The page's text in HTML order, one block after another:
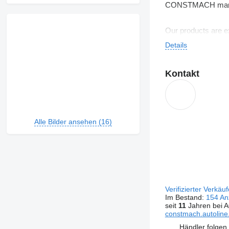
Alle Bilder ansehen (16)
CONSTMACH
Our products are
Bulgaria, North
clients.
name. Customer
Details
Kontakt
Verifizierter
Im Bestand: 154
seit 11Jahren bei
Händler folgen